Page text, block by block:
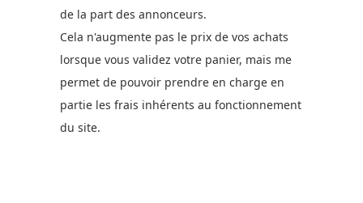
de la part des annonceurs.
Cela n'augmente pas le prix de vos achats
lorsque vous validez votre panier, mais me
permet de pouvoir prendre en charge en
partie les frais inhérents au fonctionnement
du site.